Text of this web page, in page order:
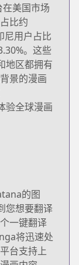
美国市场
比约
尼用户占比
。这些
地区都拥有
景的漫画
验全球漫画
的图
您想要翻译
一键翻译
将迅速处
台支持上